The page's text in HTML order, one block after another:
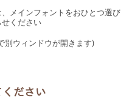
メインフォントをおひとつ選び
ください
別ウィンドウが開きます)